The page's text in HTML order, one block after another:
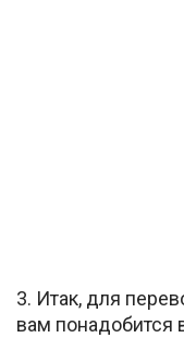
3. Итак, для
вам понадобится